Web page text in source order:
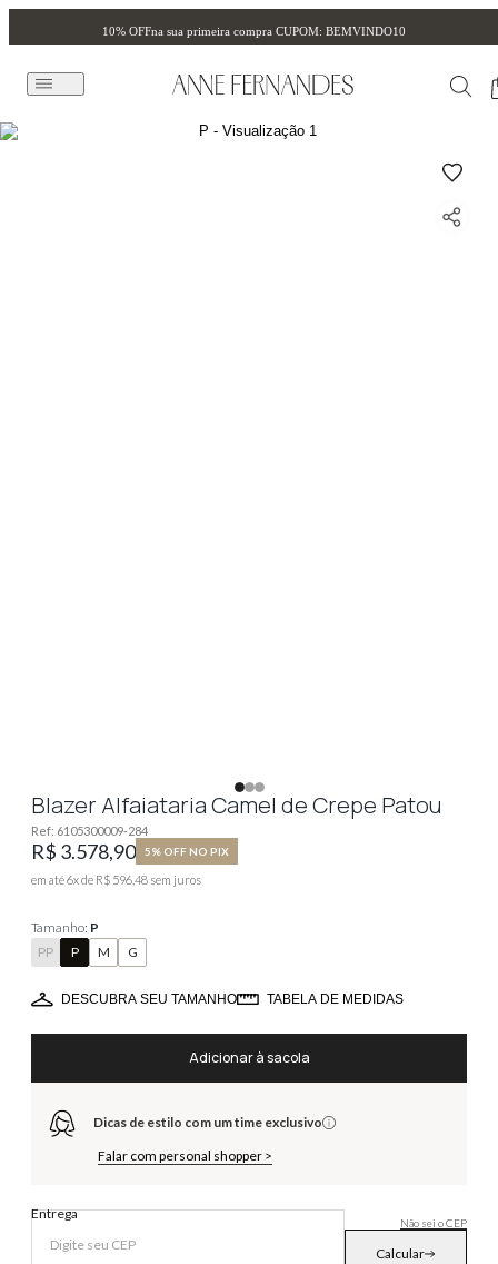
10% OFFna sua primeira compra CUPOM: BEMVINDO10
Blazer Alfaiataria Camel de Crepe Patou
Ref: 6105300009-284
R$ 3.578,90 5% OFF NO PIX
em até6x de R$ 596,48 sem juros
Tamanho: P
PP
P M G
DESCUBRA SEU TAMANHO TABELA DE MEDIDAS
Adicionar à sacola
Dicas de estilo com um time exclusivo
Falar com personal shopper >
Entrega
Não sei o CEP
Calcular